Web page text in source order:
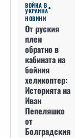
ВОЙНА В
УКРАЙНА
НОВИНИ
От руския
плен
обратно в
кабината на
бойния
хеликоптер:
Историята на
Иван
Пепеляшко
от
Болградския